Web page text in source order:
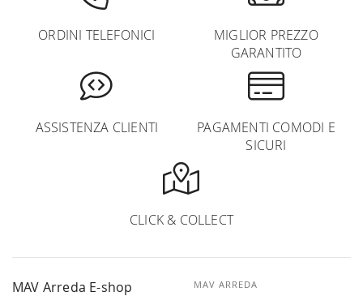
ORDINI TELEFONICI
MIGLIOR PREZZO
GARANTITO
ASSISTENZA CLIENTI
PAGAMENTI COMODI E
SICURI
CLICK & COLLECT
MAV Arreda E-shop
MAV ARREDA